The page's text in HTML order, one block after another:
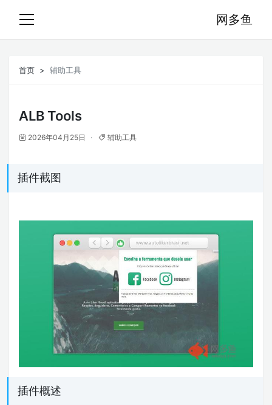
网多鱼
首页 辅助工具
ALB Tools
2026年04月25日 辅助工具
插件截图
插件概述